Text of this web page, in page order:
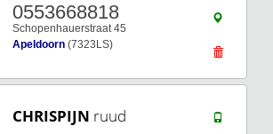
0553668818
Schopenhauerstraat 45
Apeldoorn (7323LS)
CHRISPIJN ruud